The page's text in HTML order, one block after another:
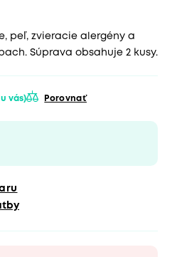
peľ, zvieracie alergény a
Súprava obsahuje 2 kusy.
u vás) Porovnať